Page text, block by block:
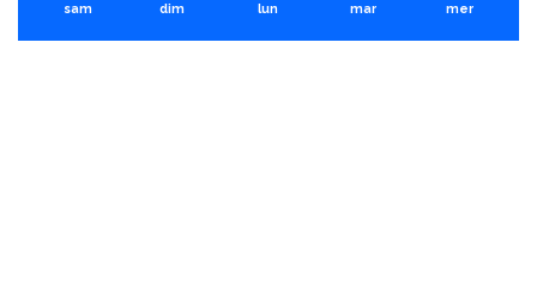
sam dim lun mar mer